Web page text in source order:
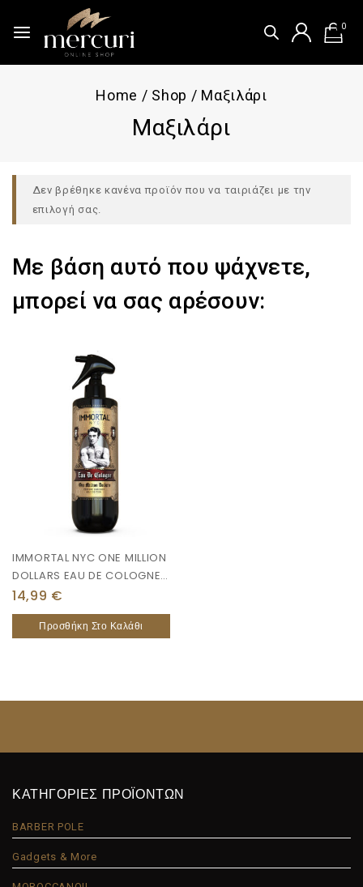
0
Home / Shop / Μαξιλάρι
Μαξιλάρι
Δεν βρέθηκε κανένα προϊόν που να ταιριάζει με την
επιλογή σας.
Με βάση αυτό που ψάχνετε,
μπορεί να σας αρέσουν:
IMMORTAL NYC ONE MILLION
DOLLARS EAU DE COLOGNE
500ML
14,99 €
Προσθήκη Στο Καλάθι
ΚΑΤΗΓΟΡΙΕΣ ΠΡΟΪΟΝΤΩΝ
BARBER POLE
Gadgets & More